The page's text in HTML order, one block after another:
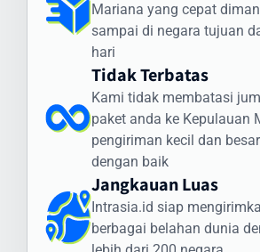
Pengiriman dokumen internasional
khusus. Intrasia.id menawarkan layanan
dokumen ke Kepulauan Mariana yang
Jenis Dokumen yang Sering
Mariana:
Dokumen legal dan kontrak bisnis
Sertifikat dan dokumen akademik
Dokumen imigrasi dan visa
Dokumen perbankan dan keuangan
Dokumen teknis dan spesifikasi produk
Mariana yang cepat
sampai di negara tujuan
hari
Tidak Terbatas
Kami tidak membatasi
paket anda ke Kepulauan
pengiriman kecil dan
dengan baik
Jangkauan Luas
Intrasia.id siap
berbagai belahan dunia